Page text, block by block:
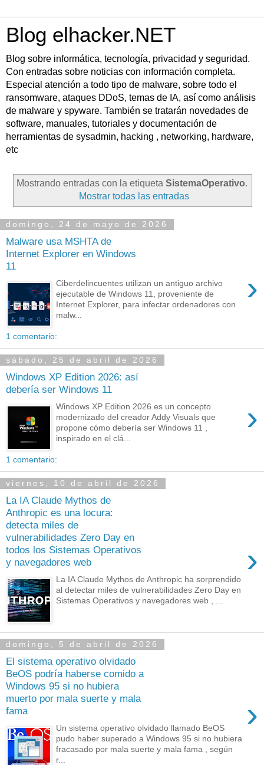
Blog elhacker.NET
Blog sobre informática, tecnología, privacidad y seguridad.
Con entradas sobre noticias con información completa.
Especial atención a todo tipo de malware, sobre todo el
ransomware, ataques DDoS, temas de IA, así como análisis
de malware y spyware. También se tratarán novedades de
software, manuales, tutoriales y documentación de
herramientas de sysadmin, hacking , networking, hardware,
etc
Mostrando entradas con la etiqueta SistemaOperativo.
Mostrar todas las entradas
domingo, 24 de mayo de 2026
Malware usa MSHTA de
Internet Explorer en Windows
11
›
Ciberdelincuentes utilizan un antiguo archivo
ejecutable de Windows 11, proveniente de
Internet Explorer, para infectar ordenadores con
malw...
1 comentario:
sábado, 25 de abril de 2026
Windows XP Edition 2026: así
debería ser Windows 11
›
Windows XP Edition 2026 es un concepto
modernizado del creador Addy Visuals que
propone cómo debería ser Windows 11 ,
inspirado en el clá...
1 comentario:
viernes, 10 de abril de 2026
La IA Claude Mythos de
Anthropic es una locura:
detecta miles de
vulnerabilidades Zero Day en
todos los Sistemas Operativos
y navegadores web
›
La IA Claude Mythos de Anthropic ha sorprendido
al detectar miles de vulnerabilidades Zero Day en
Sistemas Operativos y navegadores web , ...
domingo, 5 de abril de 2026
El sistema operativo olvidado
BeOS podría haberse comido a
Windows 95 si no hubiera
muerto por mala suerte y mala
fama
›
Un sistema operativo olvidado llamado BeOS
pudo haber superado a Windows 95 si no hubiera
fracasado por mala suerte y mala fama , según
r...